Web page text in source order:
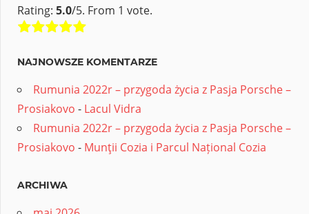
Rating: 5.0/5. From 1 vote.
NAJNOWSZE KOMENTARZE
Rumunia 2022r – przygoda życia z Pasja Porsche –
Prosiakovo - Lacul Vidra
Rumunia 2022r – przygoda życia z Pasja Porsche –
Prosiakovo - Munţii Cozia i Parcul Național Cozia
ARCHIWA